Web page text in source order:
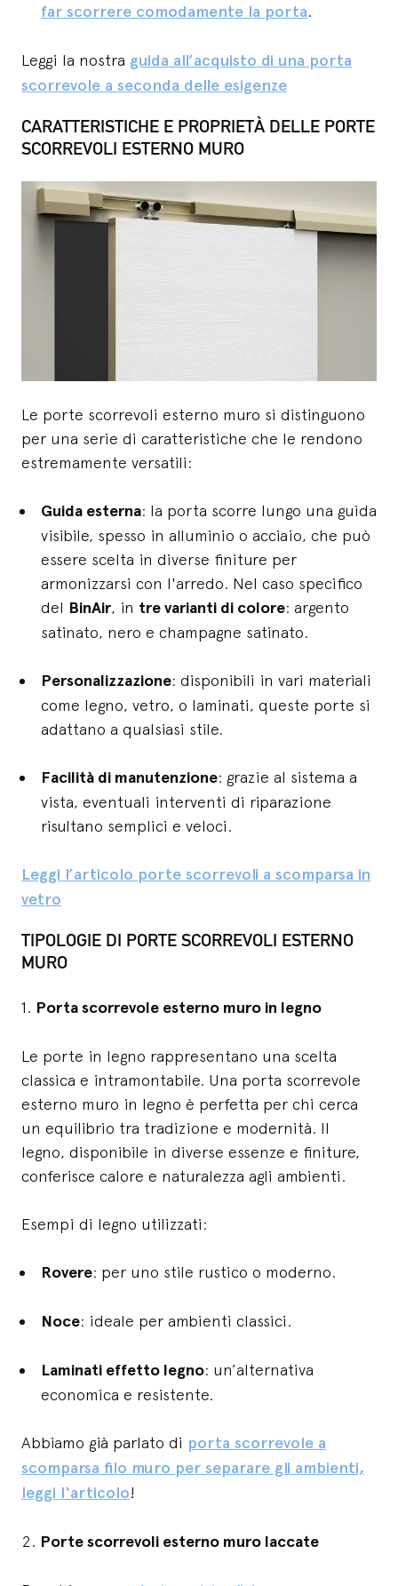
far scorrere comodamente la porta.
Leggi la nostra guida all’acquisto di una porta
scorrevole a seconda delle esigenze
CARATTERISTICHE E PROPRIETÀ DELLE PORTE
SCORREVOLI ESTERNO MURO
Le porte scorrevoli esterno muro si distinguono
per una serie di caratteristiche che le rendono
estremamente versatili:
Guida esterna: la porta scorre lungo una guida
visibile, spesso in alluminio o acciaio, che può
essere scelta in diverse finiture per
armonizzarsi con l'arredo. Nel caso specifico
del BinAir, in tre varianti di colore: argento
satinato, nero e champagne satinato.
Personalizzazione: disponibili in vari materiali
come legno, vetro, o laminati, queste porte si
adattano a qualsiasi stile.
Facilità di manutenzione: grazie al sistema a
vista, eventuali interventi di riparazione
risultano semplici e veloci.
Leggi l’articolo porte scorrevoli a scomparsa in
vetro
TIPOLOGIE DI PORTE SCORREVOLI ESTERNO
MURO
1. Porta scorrevole esterno muro in legno
Le porte in legno rappresentano una scelta
classica e intramontabile. Una porta scorrevole
esterno muro in legno è perfetta per chi cerca
un equilibrio tra tradizione e modernità. Il
legno, disponibile in diverse essenze e finiture,
conferisce calore e naturalezza agli ambienti.
Esempi di legno utilizzati:
Rovere: per uno stile rustico o moderno.
Noce: ideale per ambienti classici.
Laminati effetto legno: un’alternativa
economica e resistente.
Abbiamo già parlato di porta scorrevole a
scomparsa filo muro per separare gli ambienti,
leggi l‘articolo!
2. Porte scorrevoli esterno muro laccate